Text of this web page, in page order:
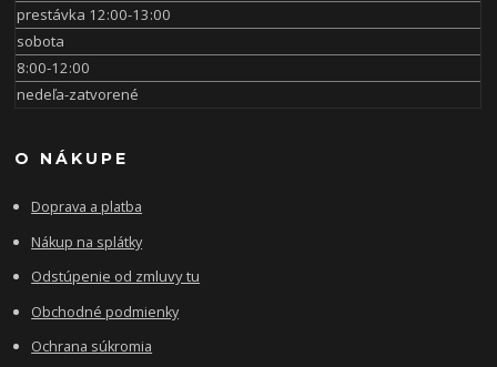
prestávka 12:00-13:00
sobota
8:00-12:00
nedeľa-zatvorené
O NÁKUPE
Doprava a platba
Nákup na splátky
Odstúpenie od zmluvy tu
Obchodné podmienky
Ochrana súkromia